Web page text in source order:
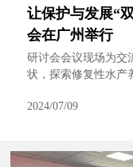
让保护与发展“
会在广州举行
研讨会会议现场为交
状，探索修复性水产
生态的“双向奔赴”，
科学研究所、中国水
2024/07/09